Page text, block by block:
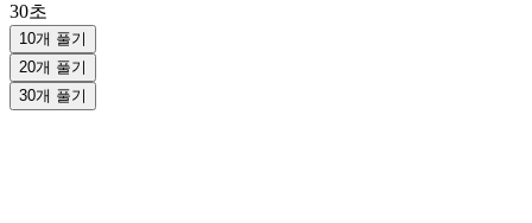
30초
10개 풀기
20개 풀기
30개 풀기